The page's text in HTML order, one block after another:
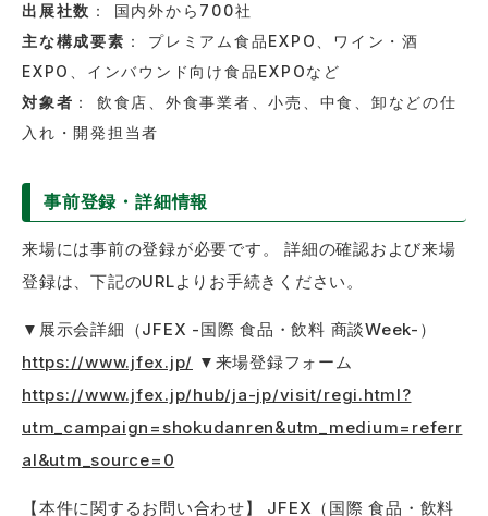
出展社数 ： 国内外から700社
主な構成要素 ： プレミアム食品EXPO、ワイン・酒
EXPO、インバウンド向け食品EXPOなど
対象者 ： 飲食店、外食事業者、小売、中食、卸などの仕
入れ・開発担当者
事前登録・詳細情報
来場には事前の登録が必要です。 詳細の確認および来場
登録は、下記のURLよりお手続きください。
▼展示会詳細（JFEX -国際 食品・飲料 商談Week-）
https://www.jfex.jp/ ▼来場登録フォーム
https://www.jfex.jp/hub/ja-jp/visit/regi.html?
utm_campaign=shokudanren&utm_medium=referr
al&utm_source=0
【本件に関するお問い合わせ】 JFEX（国際 食品・飲料